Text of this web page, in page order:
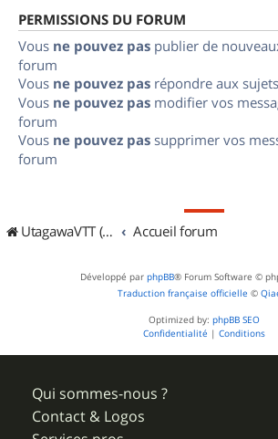
PERMISSIONS DU FORUM
Vous ne pouvez pas publier de
forum
Vous ne pouvez pas répondre aux
Vous ne pouvez pas modifier vos
forum
Vous ne pouvez pas supprimer vos
forum
UtagawaVTT (Randos VTT et VTTAE avec traces GPS) Accueil forum
Développé par phpBB® Forum Software ©
Traduction française officielle ©
Optimized by: phpBB SEO
Confidentialité | Conditions
Qui sommes-nous ?
Contact & Logos